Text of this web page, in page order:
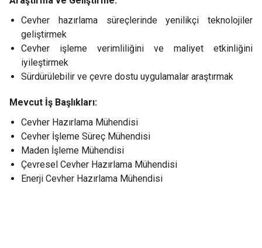
Cevher hazırlama süreçlerinde yenilikçi teknolojiler
geliştirmek
Cevher işleme verimliliğini ve maliyet etkinliğini
iyileştirmek
Sürdürülebilir ve çevre dostu uygulamalar araştırmak
Mevcut İş Başlıkları:
Cevher Hazırlama Mühendisi
Cevher İşleme Süreç Mühendisi
Maden İşleme Mühendisi
Çevresel Cevher Hazırlama Mühendisi
Enerji Cevher Hazırlama Mühendisi